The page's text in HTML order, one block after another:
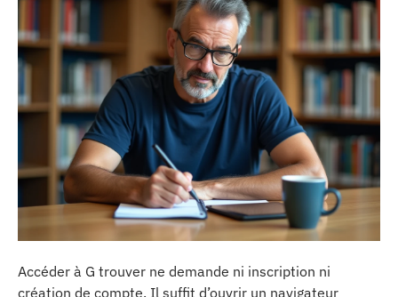
Accéder à G trouver ne demande ni inscription ni
création de compte. Il suffit d’ouvrir un navigateur